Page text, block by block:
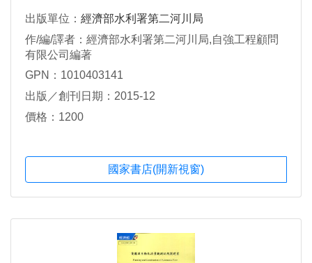
出版單位： 經濟部水利署第二河川局
作/編/譯者：經濟部水利署第二河川局,自強工程顧問
有限公司編著
GPN：1010403141
出版／創刊日期：2015-12
價格：1200
國家書店(開新視窗)